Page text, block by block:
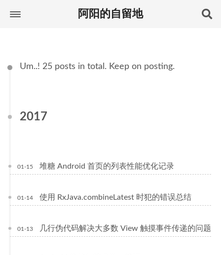
阿阳的自留地
Um..! 25 posts in total. Keep on posting.
2017
01-15 堆糖 Android 首页的列表性能优化记录
01-14 使用 RxJava.combineLatest 时犯的错误总结
01-13 几行伪代码解决大多数 View 触摸事件传递的问题